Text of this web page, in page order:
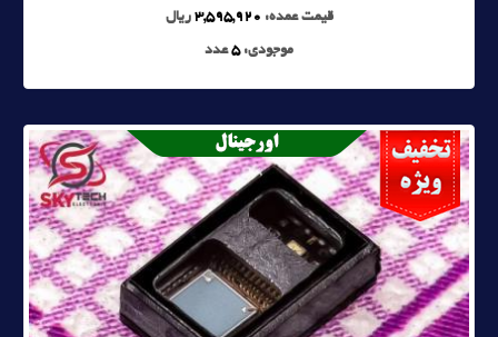
قیمت عمده: 3,595,920 ریال
موجودی:5عدد